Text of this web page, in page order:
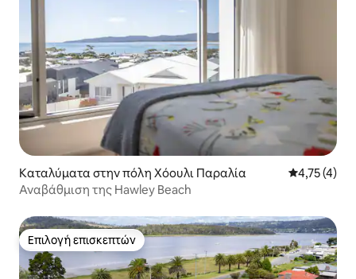
Καταλύματα στην πόλη Χόουλι Παραλία Μέση
4,75 (4)
Αναβάθμιση της Hawley Beach
Επιλογή επισκεπτών
Επιλογή επισκεπτών